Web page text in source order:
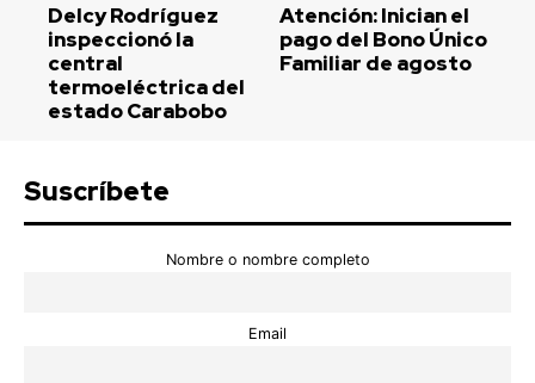
Delcy Rodríguez
inspeccionó la
central
termoeléctrica del
estado Carabobo
Atención: Inician el
pago del Bono Único
Familiar de agosto
Suscríbete
Nombre o nombre completo
Email